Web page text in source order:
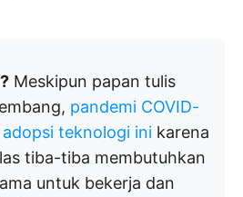
Meskipun papan tulis
pandemi COVID-
teknologi ini karena
tiba-tiba membutuhkan
untuk bekerja dan